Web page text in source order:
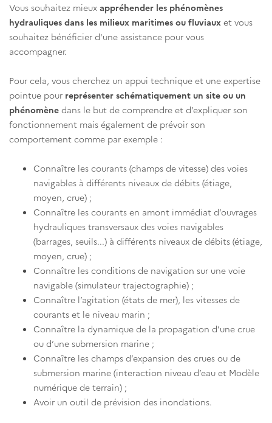
Vous souhaitez mieux appréhender les phénomènes
hydrauliques dans les milieux maritimes ou fluviaux et vous
souhaitez bénéficier d'une assistance pour vous
accompagner.
Pour cela, vous cherchez un appui technique et une expertise
pointue pour représenter schématiquement un site ou un
phénomène dans le but de comprendre et d’expliquer son
fonctionnement mais également de prévoir son
comportement comme par exemple :
Connaître les courants (champs de vitesse) des voies
navigables à différents niveaux de débits (étiage,
moyen, crue) ;
Connaître les courants en amont immédiat d’ouvrages
hydrauliques transversaux des voies navigables
(barrages, seuils...) à différents niveaux de débits (étiage,
moyen, crue) ;
Connaître les conditions de navigation sur une voie
navigable (simulateur trajectographie) ;
Connaître l’agitation (états de mer), les vitesses de
courants et le niveau marin ;
Connaître la dynamique de la propagation d’une crue
ou d’une submersion marine ;
Connaître les champs d’expansion des crues ou de
submersion marine (interaction niveau d’eau et Modèle
numérique de terrain) ;
Avoir un outil de prévision des inondations.